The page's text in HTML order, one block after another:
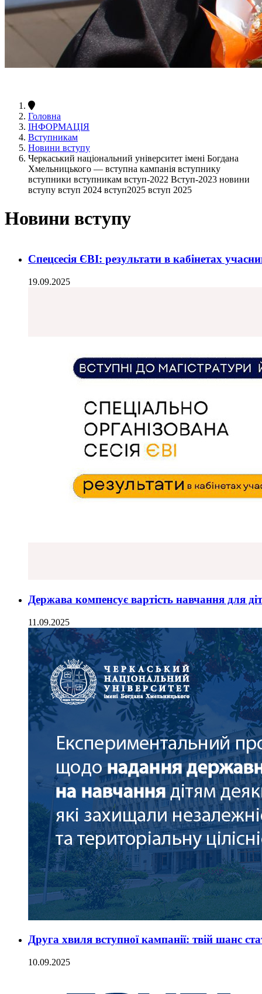
Головна
ІНФОРМАЦІЯ
Вступникам
Новини вступу
Черкаський національний університет імені Богдана
Хмельницького — вступна кампанія вступнику
вступники вступникам вступ-2022 Вступ-2023 новини
вступу вступ 2024 вступ2025 вступ 2025
Новини вступу
Спецсесія ЄВІ: результати в кабінетах
19.09.2025
Держава компенсує вартість навчання для
11.09.2025
Друга хвиля вступної кампанії: твій шанс
10.09.2025